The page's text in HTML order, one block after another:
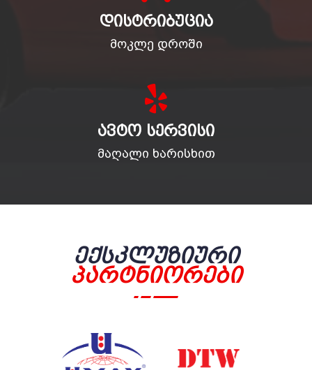
ᲓᲘᲡᲢᲠᲘᲑᲣᲪᲘᲐ
მოკლე დროში
ᲐᲕᲢᲝ ᲡᲔᲠᲕᲘᲡᲘ
მაღალი ხარისხით
Ექსკლუზიური
Პარტნიორები